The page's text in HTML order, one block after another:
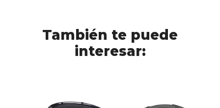
También te puede
interesar: